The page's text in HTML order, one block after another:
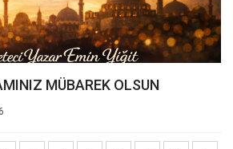
MÜBAREK OLSUN